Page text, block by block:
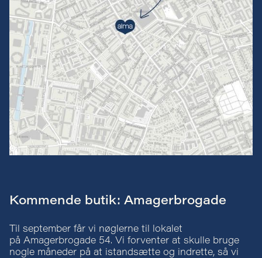
Kommende butik: Amagerbrogade
Til september får vi nøglerne til lokalet
på Amagerbrogade 54. Vi forventer at skulle bruge
nogle måneder på at istandsætte og indrette, så vi